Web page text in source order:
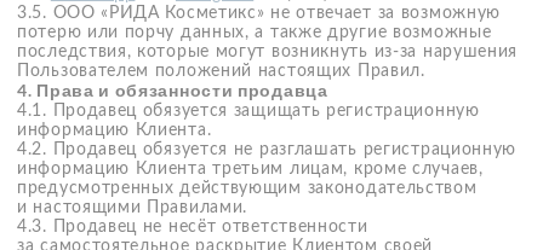
7.4. Оплата заказа
7.4.1. При оформлении заказа в интернет-магазине
возможна только онлайн-оплата. Оплата при получении
недоступна. Доступные способы оплаты: банковской
картой, СБП, SberPay.
7.4.2. При выборе способа оплаты «Долями» возможен
сервисный сбор.
7.4.3. Доступные способы оплаты Заказа появляются
после выбора Клиентом способа доставки Заказа.
7.4.4. Все запросы, оплачиваемые с помощью банковских
карт, должны быть авторизованы банком.
7.5. Безналичный расчет
7.5.1. В платёжных терминалах всех банков Российской
Федерации оплата с помощью Apple Pay и Google Pay
невозможна. Оплата онлайн-заказа банковской картой
осуществляется в Интернет-магазине при оформлении